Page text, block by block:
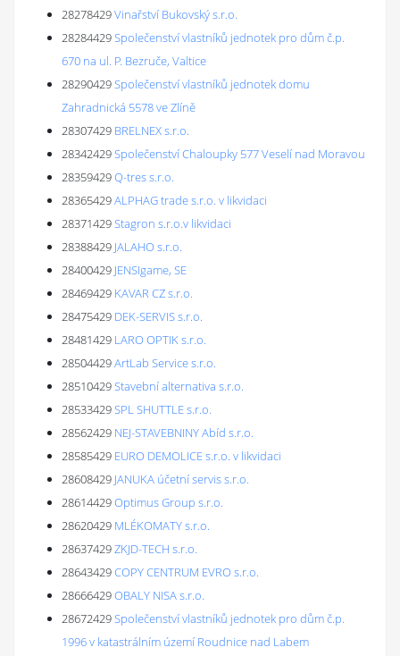
28278429Vinařství Bukovský s.r.o.
28284429Společenství vlastníků jednotek pro dům č.p.
670 na ul. P. Bezruče, Valtice
28290429Společenství vlastníků jednotek domu
Zahradnická 5578 ve Zlíně
28307429 BRELNEX s.r.o.
28342429Společenství Chaloupky 577 Veselí nad Moravou
28359429Q-tres s.r.o.
28365429ALPHAG trade s.r.o. v likvidaci
28371429Stagron s.r.o.v likvidaci
28388429 JALAHO s.r.o.
28400429 JENSIgame, SE
28469429 KAVAR CZ s.r.o.
28475429 DEK-SERVIS s.r.o.
28481429 LARO OPTIK s.r.o.
28504429ArtLab Service s.r.o.
28510429Stavební alternativa s.r.o.
28533429SPL SHUTTLE s.r.o.
28562429 NEJ-STAVEBNINY Abíd s.r.o.
28585429 EURO DEMOLICE s.r.o. v likvidaci
28608429 JANUKA účetní servis s.r.o.
28614429Optimus Group s.r.o.
28620429 MLÉKOMATY s.r.o.
28637429ZKJD-TECH s.r.o.
28643429COPY CENTRUM EVRO s.r.o.
28666429OBALY NISA s.r.o.
28672429Společenství vlastníků jednotek pro dům č.p.
1996 v katastrálním území Roudnice nad Labem